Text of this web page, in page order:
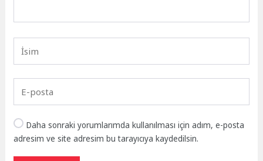
Daha sonraki yorumlarımda kullanılması için adım, e-posta
adresim ve site adresim bu tarayıcıya kaydedilsin.